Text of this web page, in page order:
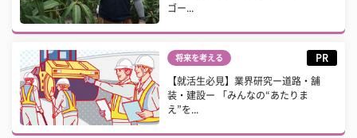
ゴー...
将来を考える PR
【就活生必見】業界研究ー道路・舗
装・建設ー 「みんなの“あたりま
え”を...